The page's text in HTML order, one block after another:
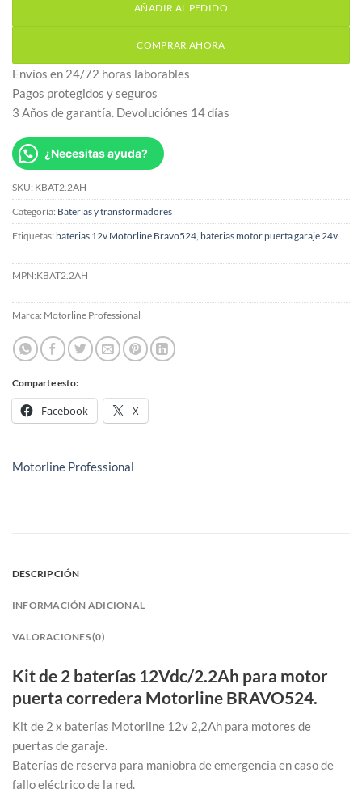
AÑADIR AL PEDIDO
COMPRAR AHORA
Envíos en 24/72 horas laborables
Pagos protegidos y seguros
3 Años de garantía. Devoluciónes 14 días
¿Necesitas ayuda?
SKU: KBAT2.2AH
Categoría: Baterías y transformadores
Etiquetas: baterias 12v Motorline Bravo524, baterias motor puerta garaje 24v
MPN:KBAT2.2AH
Marca: Motorline Professional
Comparte esto:
Facebook X
Motorline Professional
DESCRIPCIÓN
INFORMACIÓN ADICIONAL
VALORACIONES (0)
Kit de 2 baterías 12Vdc/2.2Ah para motor
puerta corredera Motorline BRAVO524.
Kit de 2 x baterías Motorline 12v 2,2Ah para motores de
puertas de garaje.
Baterías de reserva para maniobra de emergencia en caso de
fallo eléctrico de la red.